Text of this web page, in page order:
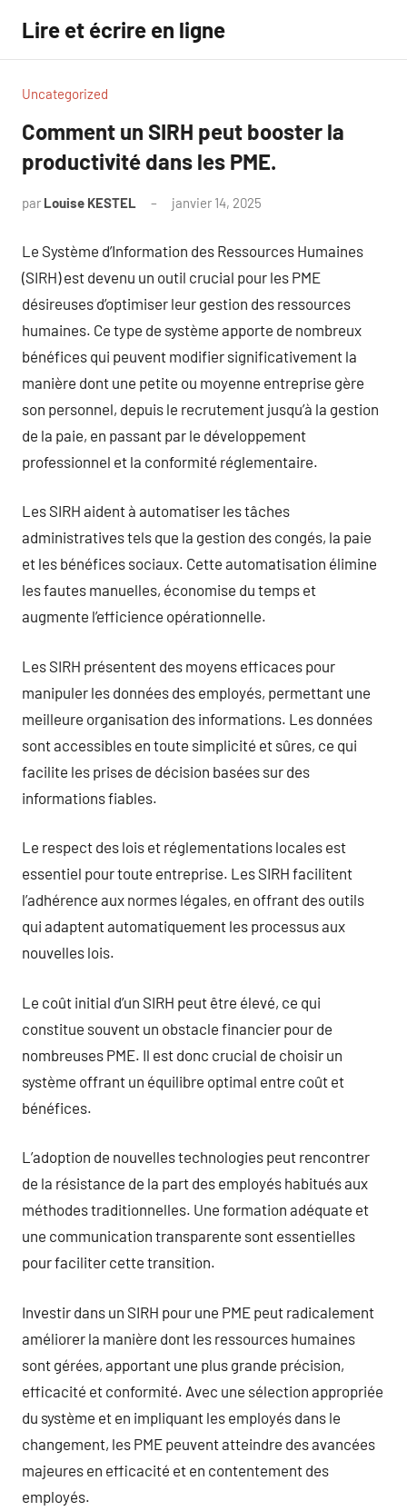
contenu
Lire et écrire en ligne
Uncategorized
Comment un SIRH peut booster la
productivité dans les PME.
par Louise KESTEL janvier 14, 2025
Le Système d’Information des Ressources Humaines
(SIRH) est devenu un outil crucial pour les PME
désireuses d’optimiser leur gestion des ressources
humaines. Ce type de système apporte de nombreux
bénéfices qui peuvent modifier significativement la
manière dont une petite ou moyenne entreprise gère
son personnel, depuis le recrutement jusqu’à la gestion
de la paie, en passant par le développement
professionnel et la conformité réglementaire.
Les SIRH aident à automatiser les tâches
administratives tels que la gestion des congés, la paie
et les bénéfices sociaux. Cette automatisation élimine
les fautes manuelles, économise du temps et
augmente l’efficience opérationnelle.
Les SIRH présentent des moyens efficaces pour
manipuler les données des employés, permettant une
meilleure organisation des informations. Les données
sont accessibles en toute simplicité et sûres, ce qui
facilite les prises de décision basées sur des
informations fiables.
Le respect des lois et réglementations locales est
essentiel pour toute entreprise. Les SIRH facilitent
l’adhérence aux normes légales, en offrant des outils
qui adaptent automatiquement les processus aux
nouvelles lois.
Le coût initial d’un SIRH peut être élevé, ce qui
constitue souvent un obstacle financier pour de
nombreuses PME. Il est donc crucial de choisir un
système offrant un équilibre optimal entre coût et
bénéfices.
L’adoption de nouvelles technologies peut rencontrer
de la résistance de la part des employés habitués aux
méthodes traditionnelles. Une formation adéquate et
une communication transparente sont essentielles
pour faciliter cette transition.
Investir dans un SIRH pour une PME peut radicalement
améliorer la manière dont les ressources humaines
sont gérées, apportant une plus grande précision,
efficacité et conformité. Avec une sélection appropriée
du système et en impliquant les employés dans le
changement, les PME peuvent atteindre des avancées
majeures en efficacité et en contentement des
employés.